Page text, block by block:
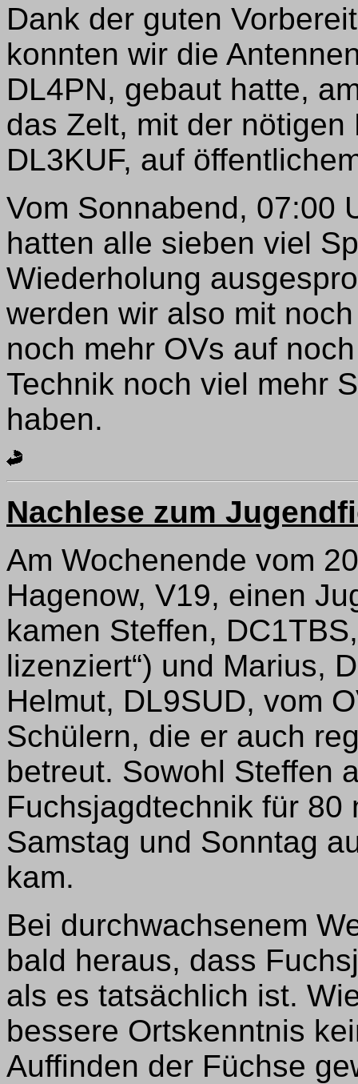
Dank der guten
konnten wir die
DL4PN, gebaut hatte,
das Zelt, mit der
DL3KUF, auf
Vom Sonnabend, 07:00
hatten alle sieben viel
Wiederholung
werden wir also mit
noch mehr OVs auf
Technik noch viel mehr
haben.
Nachlese zum
Am Wochenende vom
Hagenow, V19, einen
kamen Steffen,
lizenziert“) und Marius,
Helmut, DL9SUD, vom
Schülern, die er auch
betreut. Sowohl Steffen
Fuchsjagdtechnik für 80
Samstag und Sonntag
kam.
Bei durchwachsenem
bald heraus, dass
als es tatsächlich ist.
bessere Ortskenntnis
Auffinden der Füchse